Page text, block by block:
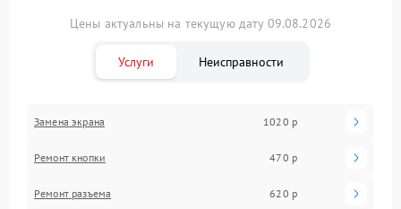
Цены актуальны на текущую дату 09.08.2026
Услуги Неисправности
Замена экрана 1020 р
Ремонт кнопки 470 р
Ремонт разъема 620 р